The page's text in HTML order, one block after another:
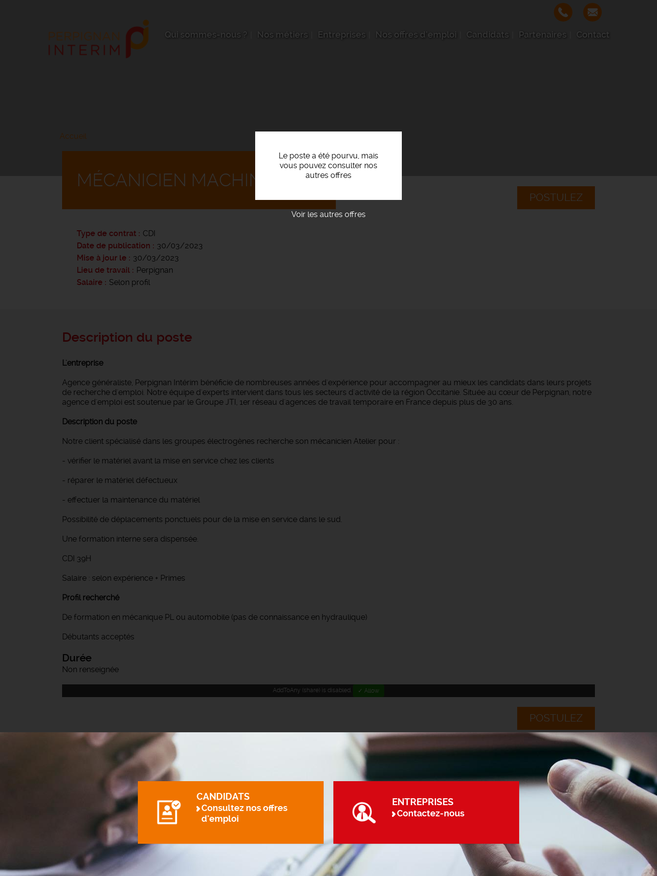
Qui sommes-nous ? Nos métiers Entreprises Nos offres d'emploi Candidats Partenaires Contact
Accueil
Le poste a été pourvu, mais
vous pouvez consulter nos
autres offres
Voir les autres offres
POSTULEZ
MÉCANICIEN MACHINES F/H
Type de contrat
CDI
Date de publication
30/03/2023
Mise à jour le
30/03/2023
Lieu de travail
Perpignan
Salaire
Selon profil
Description du poste
L'entreprise
Agence généraliste, Perpignan Intérim bénéficie de nombreuses années d'expérience pour accompagner au mieux les candidats dans leurs projets
de recherche d'emploi. Notre équipe d'experts intervient dans tous les secteurs d'activité de la région Occitanie. Située au cœur de Perpignan, notre
agence d'emploi est soutenue par le Groupe JTI, 1er réseau d'agences de travail temporaire en France depuis plus de 30 ans.
Description du poste
Notre client spécialisé dans les groupes électrogènes recherche son mécanicien Atelier pour :
- vérifier le matériel avant la mise en service chez les clients
- réparer le matériel défectueux
- effectuer la maintenance du matériel
Possibilité de déplacements ponctuels pour de la mise en service dans le sud.
Une formation interne sera dispensée.
CDI 39H
Salaire : selon expérience + Primes
Profil recherché
De formation en mécanique PL ou automobile (pas de connaissance en hydraulique)
Débutants acceptés
Durée
Non renseignée
AddToAny (share) is disabled. ✓ Allow
POSTULEZ
CANDIDATS
Consultez nos offres
d'emploi
ENTREPRISES
Contactez-nous